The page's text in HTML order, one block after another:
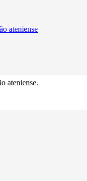
ateniense
ateniense.